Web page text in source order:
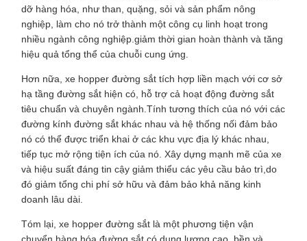
dỡ hàng hóa, như than, quặng, sỏi và sản phẩm nông
nghiệp, làm cho nó trở thành một công cụ linh hoạt trong
nhiều ngành công nghiệp.giảm thời gian hoàn thành và tăng
hiệu quả tổng thể của chuỗi cung ứng.
Hơn nữa, xe hopper đường sắt tích hợp liền mạch với cơ sở
hạ tầng đường sắt hiện có, hỗ trợ cả hoạt động đường sắt
tiêu chuẩn và chuyên ngành.Tính tương thích của nó với các
đường kính đường sắt khác nhau và hệ thống nối đảm bảo
nó có thể được triển khai ở các khu vực địa lý khác nhau,
tiếp tục mở rộng tiện ích của nó. Xây dựng mạnh mẽ của xe
và hiệu suất đáng tin cậy giảm thiểu các yêu cầu bảo trì,do
đó giảm tổng chi phí sở hữu và đảm bảo khả năng kinh
doanh lâu dài.
Tóm lại, xe hopper đường sắt là một phương tiện vận